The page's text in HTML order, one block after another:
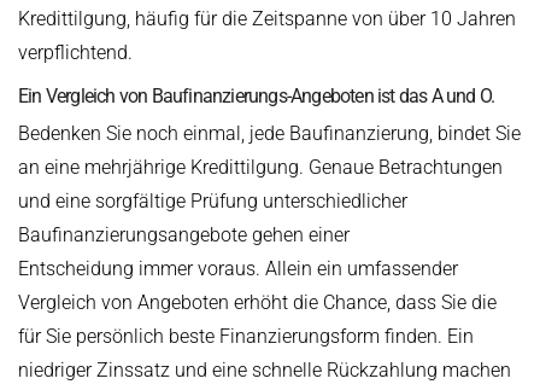
Kredittilgung, häufig für die Zeitspanne von über 10 Jahren
verpflichtend.
Ein Vergleich von Baufinanzierungs-Angeboten ist das A und O.
Bedenken Sie noch einmal, jede Baufinanzierung, bindet Sie
an eine mehrjährige Kredittilgung. Genaue Betrachtungen
und eine sorgfältige Prüfung unterschiedlicher
Baufinanzierungsangebote gehen einer
Entscheidung immer voraus. Allein ein umfassender
Vergleich von Angeboten erhöht die Chance, dass Sie die
für Sie persönlich beste Finanzierungsform finden. Ein
niedriger Zinssatz und eine schnelle Rückzahlung machen